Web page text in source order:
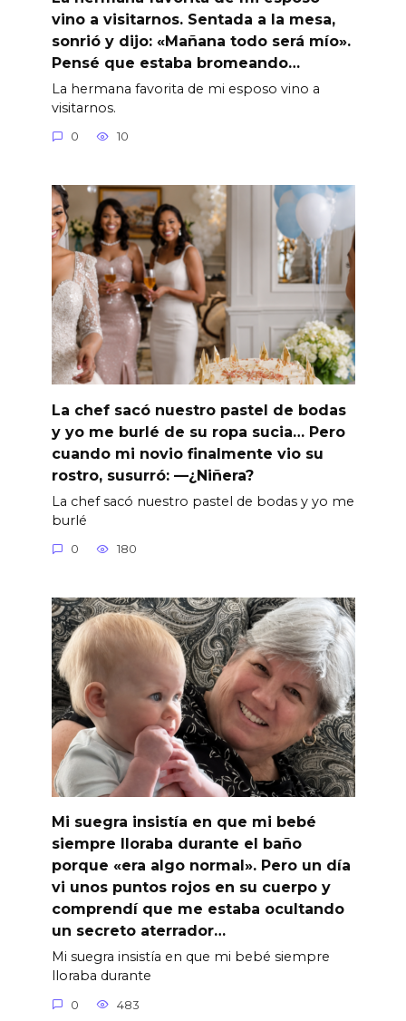
vino a visitarnos. Sentada a la mesa,
sonrió y dijo: «Mañana todo será mío».
Pensé que estaba bromeando…
La hermana favorita de mi esposo vino a
visitarnos.
0 10
La chef sacó nuestro pastel de bodas
y yo me burlé de su ropa sucia… Pero
cuando mi novio finalmente vio su
rostro, susurró: —¿Niñera?
La chef sacó nuestro pastel de bodas y yo me
burlé
0 180
Mi suegra insistía en que mi bebé
siempre lloraba durante el baño
porque «era algo normal». Pero un día
vi unos puntos rojos en su cuerpo y
comprendí que me estaba ocultando
un secreto aterrador…
Mi suegra insistía en que mi bebé siempre
lloraba durante
0 483